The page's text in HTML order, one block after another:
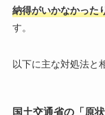
納得がいかなかった
す。
以下に主な対処法と
国土交通省の「原